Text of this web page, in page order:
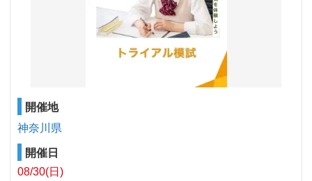
開催地
神奈川県
開催日
08/30(日)